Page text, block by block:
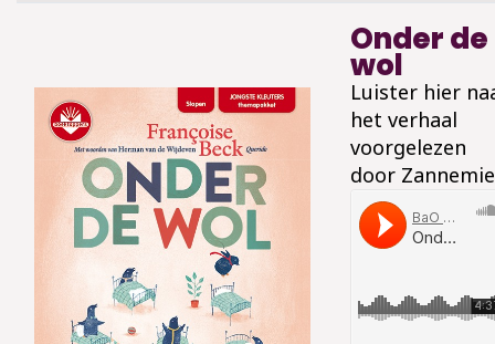
Onder de
wol
Luister hier
het verhaal
voorgelezen
door Zannemie